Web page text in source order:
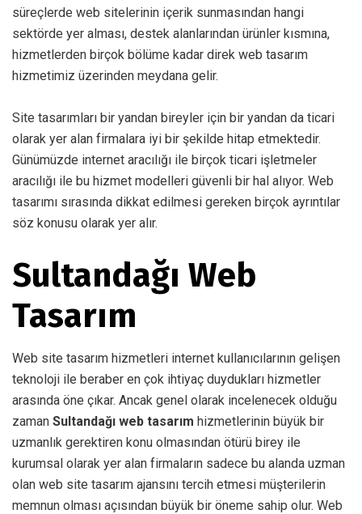
süreçlerde web sitelerinin içerik sunmasından hangi
sektörde yer alması, destek alanlarından ürünler kısmına,
hizmetlerden birçok bölüme kadar direk web tasarım
hizmetimiz üzerinden meydana gelir.
Site tasarımları bir yandan bireyler için bir yandan da ticari
olarak yer alan firmalara iyi bir şekilde hitap etmektedir.
Günümüzde internet aracılığı ile birçok ticari işletmeler
aracılığı ile bu hizmet modelleri güvenli bir hal alıyor. Web
tasarımı sırasında dikkat edilmesi gereken birçok ayrıntılar
söz konusu olarak yer alır.
Sultandağı Web
Tasarım
Web site tasarım hizmetleri internet kullanıcılarının gelişen
teknoloji ile beraber en çok ihtiyaç duydukları hizmetler
arasında öne çıkar. Ancak genel olarak incelenecek olduğu
zaman Sultandağı web tasarım hizmetlerinin büyük bir
uzmanlık gerektiren konu olmasından ötürü birey ile
kurumsal olarak yer alan firmaların sadece bu alanda uzman
olan web site tasarım ajansını tercih etmesi müşterilerin
memnun olması açısından büyük bir öneme sahip olur. Web